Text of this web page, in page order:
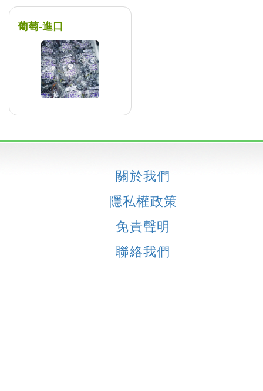
葡萄-進口
關於我們
隱私權政策
免責聲明
聯絡我們